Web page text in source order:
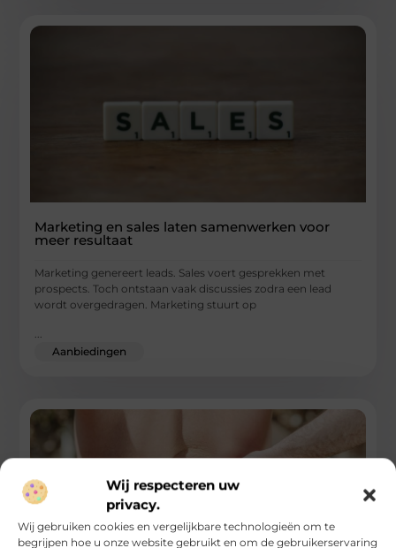
Wij respecteren uw
privacy.
Wij gebruiken cookies en vergelijkbare technologieën om te
begrijpen hoe u onze website gebruikt en om de gebruikerservaring
Marketing en sales laten samenwerken voor
meer resultaat
Marketing genereert leads. Sales voert gesprekken met
prospects. Toch ontstaan vaak discussies zodra een lead
wordt overgedragen. Marketing stuurt op
Aanbiedingen